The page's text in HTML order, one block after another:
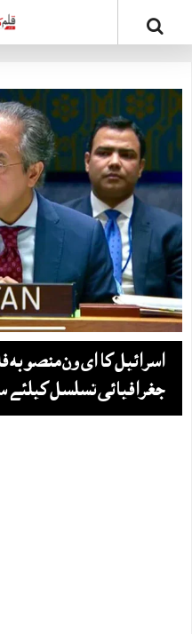
اسرائیل کا ای ون
جغرافیائی تسلسل کیلئے